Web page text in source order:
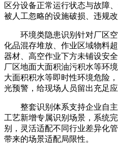
区分设备正常运行状态与故障
被人工忽略的设施破损、违规改
环境类隐患识别针对厂区
化品混存堆放、作业区域物料
器材、高空作业下方未铺设安
厂区地面大面积油污积水等环
大面积积水等即时性环境危险
光预警，给现场人员留出充足应
整套识别体系支持企业自
工艺新增专属识别场景，系统
别，灵活适配不同行业差异化
带来的场景适配局限性。